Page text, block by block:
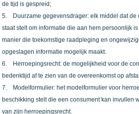
de tijd is gespreid;
5. Duurzame gegevensdrager: elk middel dat de
staat stelt om informatie die aan hem persoonlijk
manier die toekomstige raadpleging en
opgeslagen informatie mogelijk maakt.
6. Herroepingsrecht: de mogelijkheid voor de
bedenktijd af te zien van de overeenkomst op
7. Modelformulier: het modelformulier voor
beschikking stelt die een consument kan invullen
van zijn herroepingsrecht.